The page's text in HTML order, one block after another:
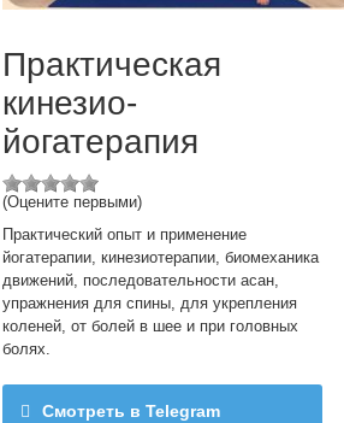
Практическая
кинезио-
йогатерапия
(Оцените первыми)
Практический опыт и применение
йогатерапии, кинезиотерапии, биомеханика
движений, последовательности асан,
упражнения для спины, для укрепления
коленей, от болей в шее и при головных
болях.
Смотреть в Telegram